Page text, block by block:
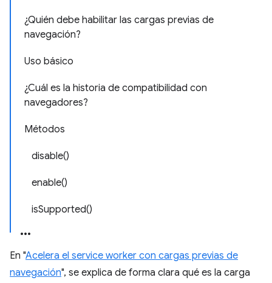
¿Quién debe habilitar las cargas previas de
navegación?
Uso básico
¿Cuál es la historia de compatibilidad con
navegadores?
Métodos
disable()
enable()
isSupported()
En "Acelera el service worker con cargas previas de
navegación", se explica de forma clara qué es la carga